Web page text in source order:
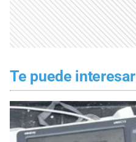
Te puede interesar